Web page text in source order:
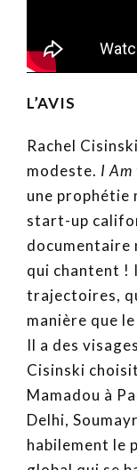
L’AVIS
Rachel
modeste. I Am
une prophétie
start-up
documentaire
qui chantent
trajectoires,
manière que
Il a des
Cisinski
Mamadou à
Delhi,
habilement le